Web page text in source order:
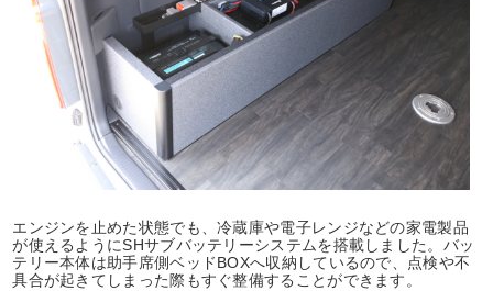
エンジンを止めた状態でも、冷蔵庫や電子レンジなどの家電製品
が使えるようにSHサブバッテリーシステムを搭載しました。バッ
テリー本体は助手席側ベッドBOXへ収納しているので、点検や不
具合が起きてしまった際もすぐ整備することができます。